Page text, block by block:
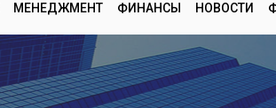
МЕНЕДЖМЕНТ ФИНАНСЫ НОВОСТИ